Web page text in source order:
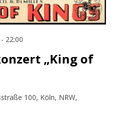
„King of
- 22:00
100, Köln, NRW,